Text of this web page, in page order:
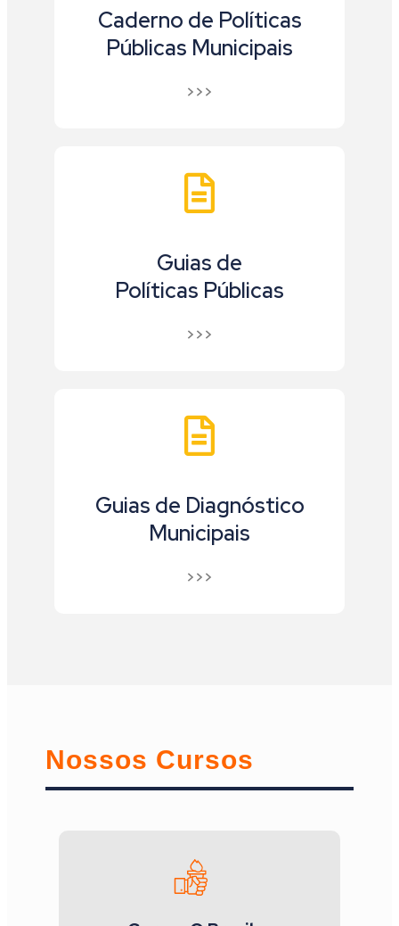
Caderno de Políticas
Públicas Municipais
>>>
Guias de
Políticas Públicas
>>>
Guias de Diagnóstico
Municipais
>>>
Nossos Cursos